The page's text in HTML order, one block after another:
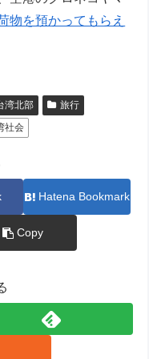
物を預かってもらえ
湾北部
旅行
社会
Hatena Bookmark
Copy